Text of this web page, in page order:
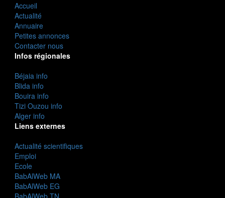
Accueil
Actualité
Annuaire
Petites annonces
Contacter nous
Infos régionales
Béjaia info
Blida info
Bouira info
Tizi Ouzou info
Alger info
Liens externes
Actualité scientifiques
Emploi
Ecole
BabAlWeb MA
BabAlWeb EG